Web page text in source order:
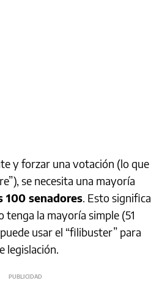
y forzar una votación (lo que
se necesita una mayoría
100 senadores. Esto significa
tenga la mayoría simple (51
usar el “filibuster” para
legislación.